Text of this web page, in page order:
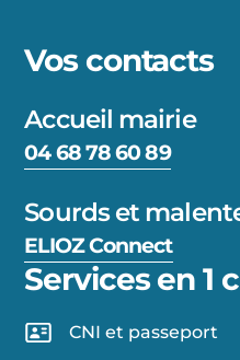
Vos contacts
Accueil mairie
04 68 78 60 89
Sourds et
ELIOZ Connect
Services en 1
CNI et passeport